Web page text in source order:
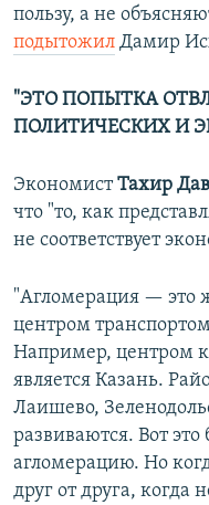
пользу, а не
подытожил Дамир
"ЭТО ПОПЫТКА
ПОЛИТИЧЕСКИХ И
ЭкономистТахир
что "то, как
не соответствует
"Агломерация — это
центром
Например, центром
является Казань.
Лаишево,
развиваются. Вот
агломерацию. Но
друг от друга, когда